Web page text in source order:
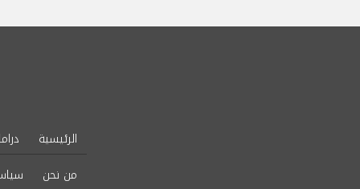
الرئيسية دراما
من نحن